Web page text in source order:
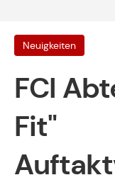
Neuigkeiten
FCI
Fit"